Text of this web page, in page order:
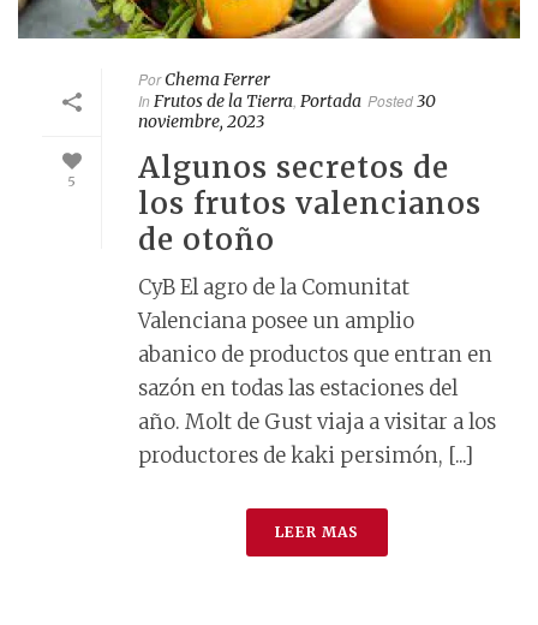
5
PorChema Ferrer
In Frutos de la Tierra, Portada Posted30
noviembre, 2023
Algunos secretos de
los frutos valencianos
de otoño
CyB El agro de la Comunitat
Valenciana posee un amplio
abanico de productos que entran en
sazón en todas las estaciones del
año. Molt de Gust viaja a visitar a los
productores de kaki persimón, [...]
LEER MAS